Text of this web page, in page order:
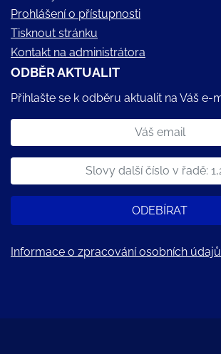
Prohlášení o přístupnosti
Tisknout stránku
Kontakt na administrátora
ODBĚR AKTUALIT
Přihlašte se k odběru aktualit na Váš e-
ODEBÍRAT
Informace o zpracování osobních údajů